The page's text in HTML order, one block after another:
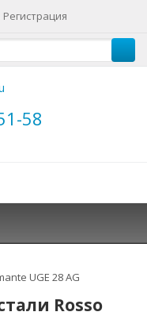
Регистрация
58
UGE 28 AG
Rosso